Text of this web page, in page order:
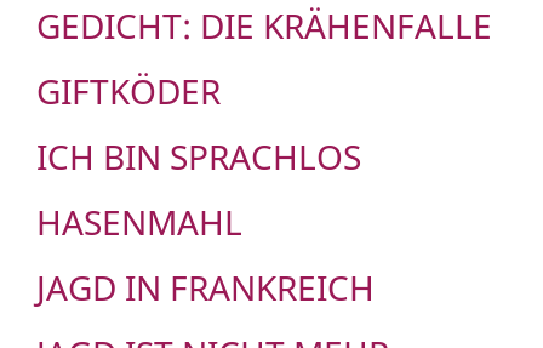
GEDICHT: DIE KRÄHENFALLE
GIFTKÖDER
ICH BIN SPRACHLOS
HASENMAHL
JAGD IN FRANKREICH